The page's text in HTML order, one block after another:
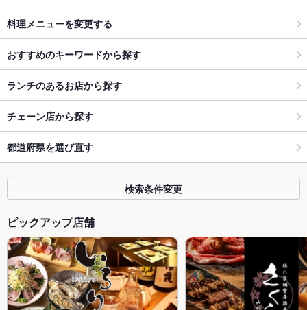
料理メニューを変更する
おすすめのキーワードから探す
ランチのあるお店から探す
チェーン店から探す
都道府県を選び直す
検索条件変更
ピックアップ店舗